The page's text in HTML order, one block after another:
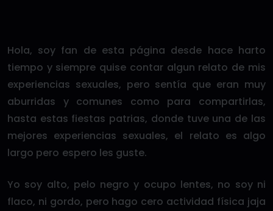
Hola, soy fan de esta página desde hace harto
tiempo y siempre quise contar algun relato de mis
experiencias sexuales, pero sentía que eran muy
aburridas y comunes como para compartirlas,
hasta estas fiestas patrias, donde tuve una de las
mejores experiencias sexuales, el relato es algo
largo pero espero les guste.
Yo soy alto, pelo negro y ocupo lentes, no soy ni
flaco, ni gordo, pero hago cero actividad física jaja